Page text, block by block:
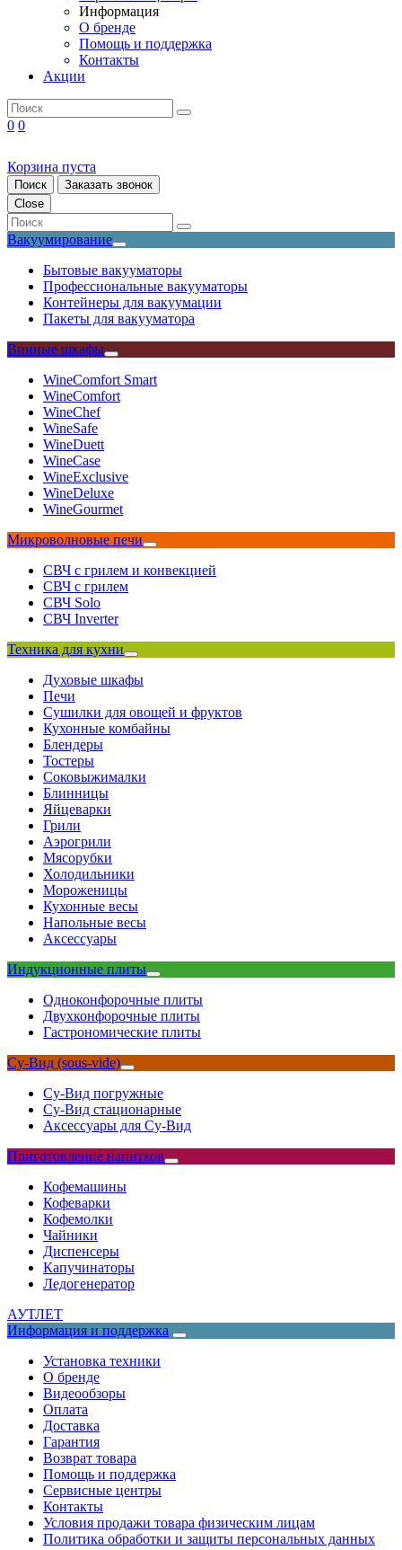
Информация
О бренде
Помощь и поддержка
Контакты
Акции
0 0
Корзина пуста
Поиск
Заказать звонок
Close
Вакуумирование
Бытовые вакууматоры
Профессиональные вакууматоры
Контейнеры для вакуумации
Пакеты для вакууматора
Винные шкафы
WineComfort Smart
WineComfort
WineChef
WineSafe
WineDuett
WineCase
WineExclusive
WineDeluxe
WineGourmet
Микроволновые печи
СВЧ с грилем и конвекцией
СВЧ с грилем
СВЧ Solo
СВЧ Inverter
Техника для кухни
Духовые шкафы
Печи
Сушилки для овощей и фруктов
Кухонные комбайны
Блендеры
Тостеры
Соковыжималки
Блинницы
Яйцеварки
Грили
Аэрогрили
Мясорубки
Холодильники
Мороженицы
Кухонные весы
Напольные весы
Аксессуары
Индукционные плиты
Одноконфорочные плиты
Двухконфорочные плиты
Гастрономические плиты
Су-Вид (sous-vide)
Су-Вид погружные
Су-Вид стационарные
Аксессуары для Су-Вид
Приготовление напитков
Кофемашины
Кофеварки
Кофемолки
Чайники
Диспенсеры
Капучинаторы
Ледогенератор
АУТЛЕТ
Информация и поддержка
Установка техники
О бренде
Видеообзоры
Оплата
Доставка
Гарантия
Возврат товара
Помощь и поддержка
Сервисные центры
Контакты
Условия продажи товара физическим лицам
Политика обработки и защиты персональных данных